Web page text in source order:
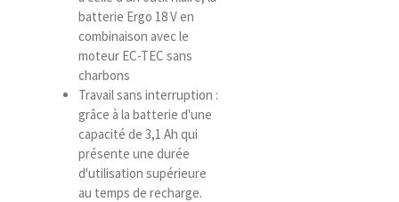
batterie Ergo 18 V en
combinaison avec le
moteur EC-TEC sans
charbons
Travail sans interruption :
grâce à la batterie d'une
capacité de 3,1 Ah qui
présente une durée
d'utilisation supérieure
au temps de recharge.